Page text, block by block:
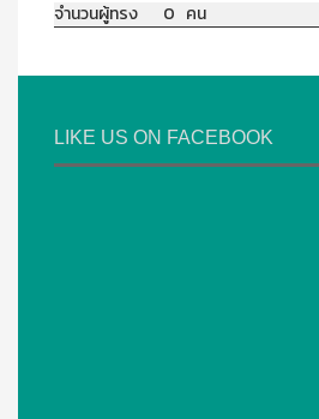
จำนวนผู้ทรง 0 คน
LIKE US ON FACEBOOK